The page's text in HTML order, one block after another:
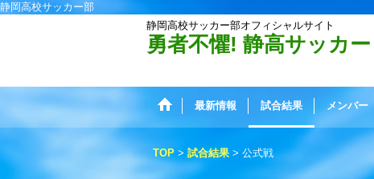
静岡高校サッカー部
静岡高校サッカー部オフィシャルサイト
勇者不懼! 静高サッカー
最新情報 試合結果 メンバー
TOP > 試合結果 > 公式戦